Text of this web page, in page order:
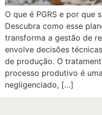
O que é PGRS e por que
Descubra como esse
transforma a gestão de
envolve decisões
de produção. O
processo produtivo é
negligenciado, […]